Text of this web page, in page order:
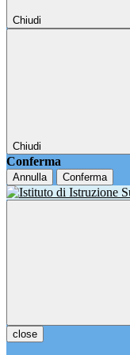
Chiudi
Chiudi
Conferma
Annulla Conferma
close